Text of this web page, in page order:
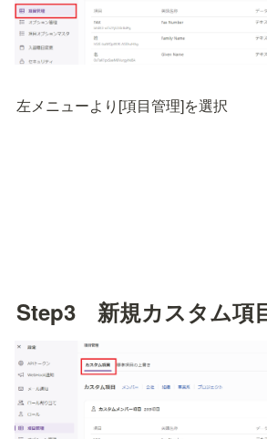
左メニューより[項目管理]を選択
Step3　新規カスタム項